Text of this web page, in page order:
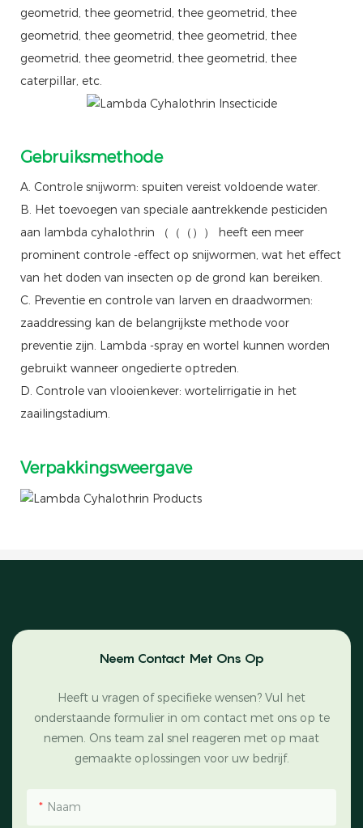
geometrid, thee geometrid, thee geometrid, thee
geometrid, thee geometrid, thee geometrid, thee
geometrid, thee geometrid, thee geometrid, thee
caterpillar, etc.
Gebruiksmethode
A. Controle snijworm: spuiten vereist voldoende water.
B. Het toevoegen van speciale aantrekkende pesticiden
aan lambda cyhalothrin （（（）） heeft een meer
prominent controle -effect op snijwormen, wat het effect
van het doden van insecten op de grond kan bereiken.
C. Preventie en controle van larven en draadwormen:
zaaddressing kan de belangrijkste methode voor
preventie zijn. Lambda -spray en wortel kunnen worden
gebruikt wanneer ongedierte optreden.
D. Controle van vlooienkever: wortelirrigatie in het
zaailingstadium.
Verpakkingsweergave
Neem Contact Met Ons Op
Heeft u vragen of specifieke wensen? Vul het
onderstaande formulier in om contact met ons op te
nemen. Ons team zal snel reageren met op maat
gemaakte oplossingen voor uw bedrijf.
Naam